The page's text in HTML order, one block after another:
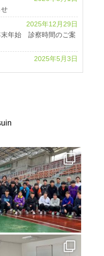
2025年12月29日
年始 診察時間のご案
2025年5月3日
棒高跳び 男女優勝
2023年2月28日
接骨院》へ
2021年8月21日
2021年8月10日
2021年7月23日